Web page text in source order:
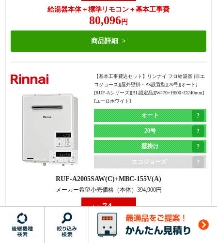
【基本工事費込セット】コロナ 石油給湯器 [エコフィ
ール][屋内据置型][直圧式][フルオートタイプ][EFシリー
4万キロ
エコフィール
UKB-EF472F(FFK)
メーカー希望小売価格（本体）547,800円
給湯器本体＋標準リモコン＋排気筒＋基本工事費
353,424円
商品詳細
給湯器本体＋標準リモコン＋基本工事費
80,096 円
商品詳細
【基本工事費込セット】
リンナイ フロ給湯器 [非エ
コジョーズ][屋外壁掛・PS設置型][20号][オート]
[RUF-Aシリーズ][BL認定品][W470×H600×D240mm]
[ユーロホワイト]
オート
20号
壁掛け
エコジョーズ
RUF-A2005SAW(C) MBC-155V(A)
メーカー希望小売価格（本体） 394,900円
本体 74%OFF
給湯器本体＋標準リモコン＋基本工事費
159,634 円